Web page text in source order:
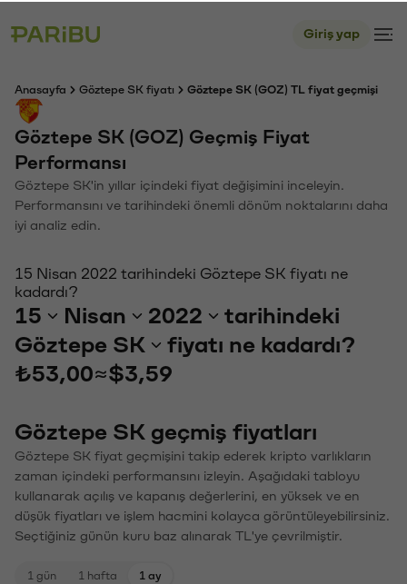
Giriş yap
Anasayfa Göztepe SK fiyatı Göztepe SK (GOZ) TL fiyat geçmişi
Göztepe SK (GOZ) Geçmiş Fiyat
Performansı
Göztepe SK'in yıllar içindeki fiyat değişimini inceleyin.
Performansını ve tarihindeki önemli dönüm noktalarını daha
iyi analiz edin.
15 Nisan 2022 tarihindeki Göztepe SK fiyatı ne
kadardı?
15 Nisan 2022
tarihindeki
Göztepe SK
fiyatı ne kadardı?
₺53,00≈$3,59
Göztepe SK geçmiş fiyatları
Göztepe SK fiyat geçmişini takip ederek kripto varlıkların
zaman içindeki performansını izleyin. Aşağıdaki tabloyu
kullanarak açılış ve kapanış değerlerini, en yüksek ve en
düşük fiyatları ve işlem hacmini kolayca görüntüleyebilirsiniz.
Seçtiğiniz günün kuru baz alınarak TL'ye çevrilmiştir.
1 gün 1 hafta 1 ay